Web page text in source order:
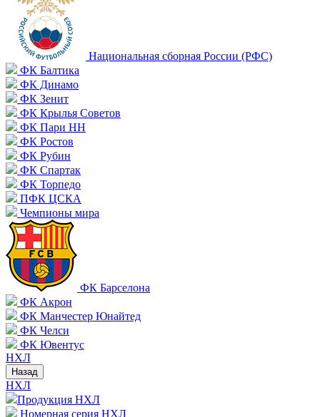
Национальная сборная России (РФС)
ФК Балтика
ФК Динамо
ФК Зенит
ФК Крылья Советов
ФК Пари НН
ФК Ростов
ФК Рубин
ФК Спартак
ФК Торпедо
ПФК ЦСКА
Чемпионы мира
ФК Барселона
ФК Акрон
ФК Манчестер Юнайтед
ФК Челси
ФК Ювентус
НХЛ
Назад
НХЛ
Продукция НХЛ
Номерная серия НХЛ